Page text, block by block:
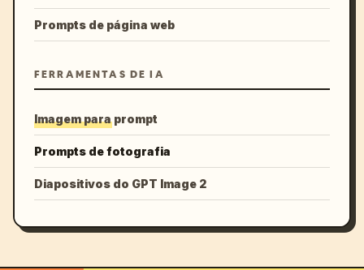
Prompts de página web
FERRAMENTAS DE IA
Imagem para prompt
Prompts de fotografia
Diapositivos do GPT Image 2